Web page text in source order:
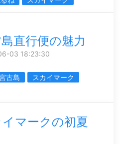
直行便の魅力
03 18:23:30
古島
スカイマーク
マークの初夏